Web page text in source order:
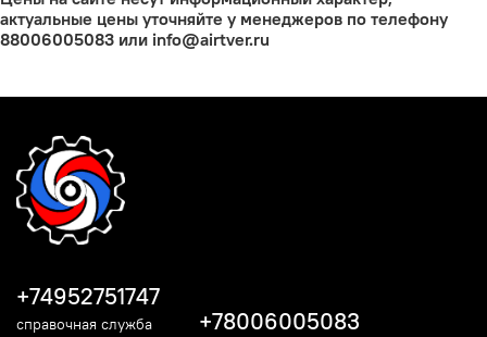
актуальные цены уточняйте у менеджеров по телефону
88006005083 или info@airtver.ru
+74952751747
справочная служба +78006005083